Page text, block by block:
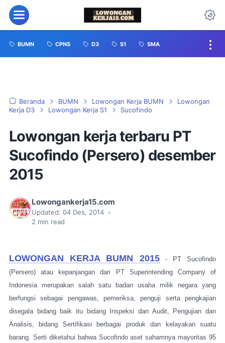
BUMN CPNS D3 S1 SMA
Beranda BUMN Lowongan Kerja BUMN
Lowongan
Kerja D3
Lowongan Kerja S1 Sucofindo
Lowongan kerja terbaru PT
Sucofindo (Persero) desember
2015
Lowongankerja15.com
Updated: 04 Des, 2014 •
2 min read
LOWONGAN KERJA BUMN 2015- PT Sucofindo
(Persero) atau kepanjangan dari PT Superintending Company of
Indonesia merupakan salah satu badan usaha milik negara yang
berfungsi sebagai pengawas, pemeriksa, penguji serta pengkajian
disegala bidang baik itu bidang Inspeksi dan Audit, Pengujian dan
Analisis, bidang Sertifikasi berbagai produk dan kelayakan suatu
barang. Serti diketahui bahwa Sucofindo aset sahamnya mayoritas 95